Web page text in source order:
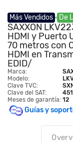
Más Vendidos De
SAXXON
HDMI y Puerto
70 metros con
HDMI en
EDID/
Marca:
Modelo:
Clave TVC:
Clave del SAT:
Meses de garantía: 12
Guías y